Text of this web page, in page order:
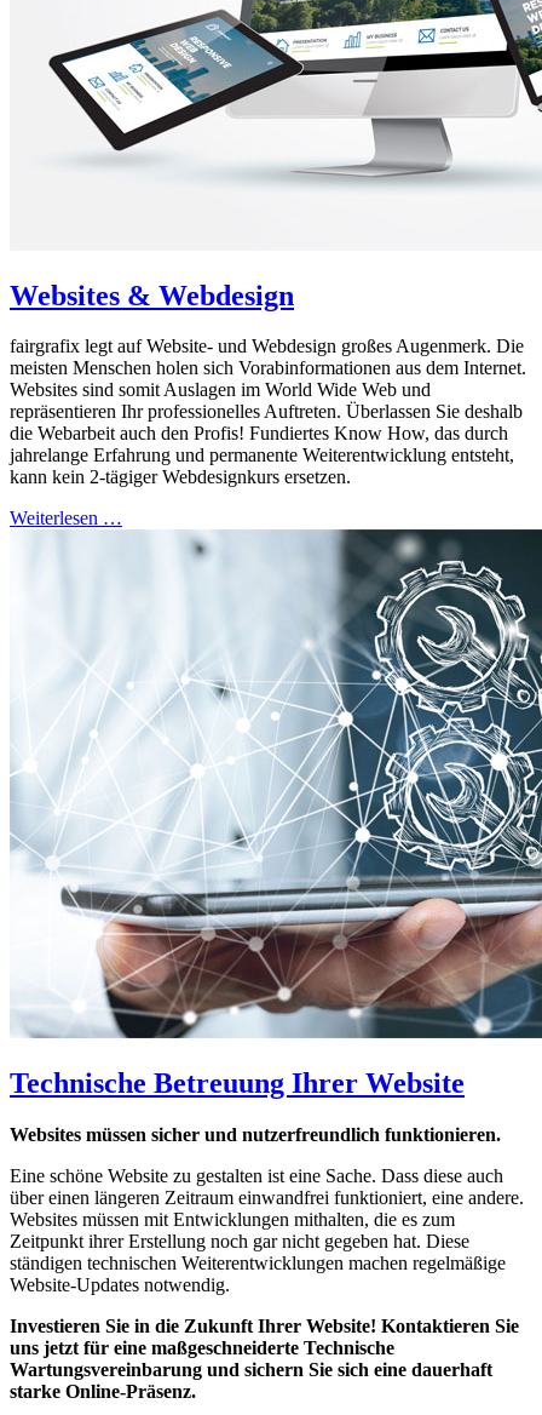
Websites & Webdesign
fairgrafix legt auf Website- und Webdesign großes Augenmerk. Die
meisten Menschen holen sich Vorabinformationen aus dem Internet.
Websites sind somit Auslagen im World Wide Web und
repräsentieren Ihr professionelles Auftreten. Überlassen Sie deshalb
die Webarbeit auch den Profis! Fundiertes Know How, das durch
jahrelange Erfahrung und permanente Weiterentwicklung entsteht,
kann kein 2-tägiger Webdesignkurs ersetzen.
Weiterlesen …
Technische Betreuung Ihrer Website
Websites müssen sicher und nutzerfreundlich funktionieren.
Eine schöne Website zu gestalten ist eine Sache. Dass diese auch
über einen längeren Zeitraum einwandfrei funktioniert, eine andere.
Websites müssen mit Entwicklungen mithalten, die es zum
Zeitpunkt ihrer Erstellung noch gar nicht gegeben hat. Diese
ständigen technischen Weiterentwicklungen machen regelmäßige
Website-Updates notwendig.
Investieren Sie in die Zukunft Ihrer Website! Kontaktieren Sie
uns jetzt für eine maßgeschneiderte Technische
Wartungsvereinbarung und sichern Sie sich eine dauerhaft
starke Online-Präsenz.